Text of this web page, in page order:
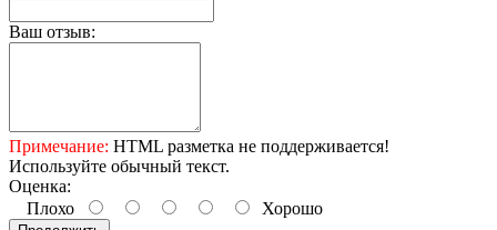
Ваш отзыв:
Примечание: HTML разметка не поддерживается!
Используйте обычный текст.
Оценка:
Плохо
Хорошо